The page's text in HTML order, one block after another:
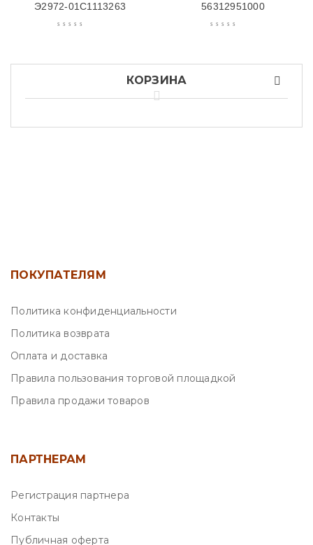
Э2972-01С1113263 56312951000
КОРЗИНА
ПОКУПАТЕЛЯМ
Политика конфиденциальности
Политика возврата
Оплата и доставка
Правила пользования торговой площадкой
Правила продажи товаров
ПАРТНЕРАМ
Регистрация партнера
Контакты
Публичная оферта